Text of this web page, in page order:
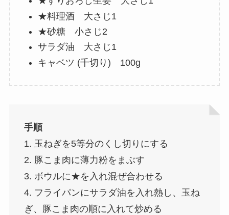
★料理酒 大さじ1
★砂糖 小さじ2
サラダ油 大さじ1
キャベツ (千切り) 100g
手順
1. 玉ねぎを5等分のくし切りにする
2. 豚こま肉に薄力粉をまぶす
3. ボウルに★を入れ混ぜ合わせる
4. フライパンにサラダ油を入れ熱し、玉ね
ぎ、豚こま肉の順に入れて炒める